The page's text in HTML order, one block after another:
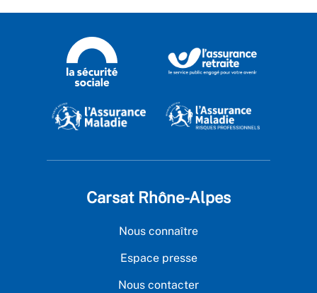
Carsat Rhône-Alpes
Nous connaître
Espace presse
Nous contacter